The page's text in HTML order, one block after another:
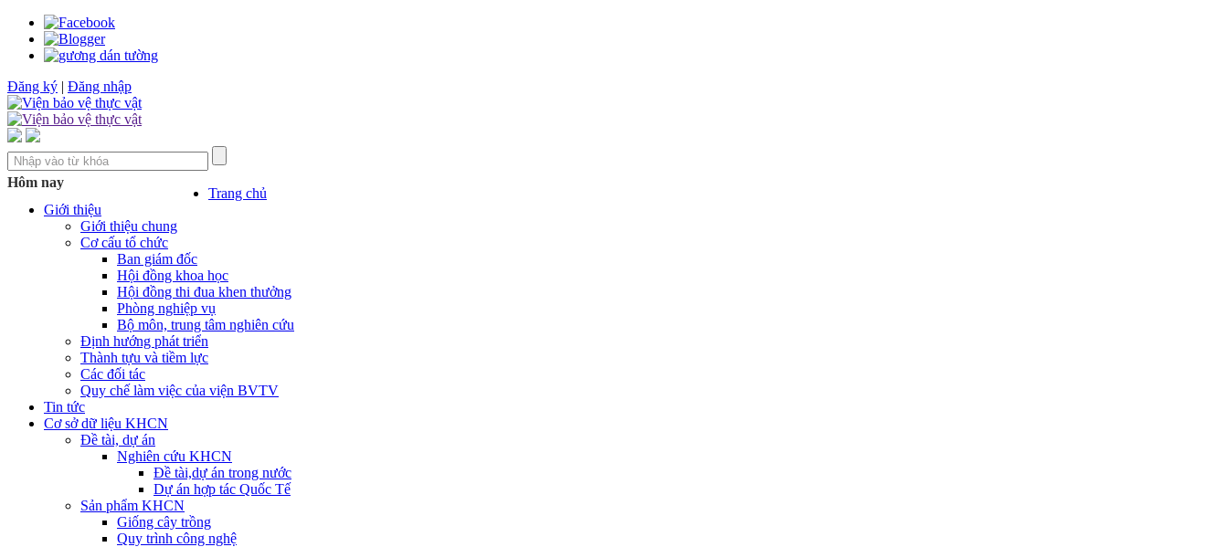
Đăng ký | Đăng nhập
Hôm nay
Trang chủ
Giới thiệu
Giới thiệu chung
Cơ cấu tổ chức
Ban giám đốc
Hội đồng khoa học
Hội đồng thi đua khen thưởng
Phòng nghiệp vụ
Bộ môn, trung tâm nghiên cứu
Định hướng phát triển
Thành tựu và tiềm lực
Các đối tác
Quy chế làm việc của viện BVTV
Tin tức
Cơ sở dữ liệu KHCN
Đề tài, dự án
Nghiên cứu KHCN
Đề tài,dự án trong nước
Dự án hợp tác Quốc Tế
Sản phẩm KHCN
Giống cây trồng
Quy trình công nghệ